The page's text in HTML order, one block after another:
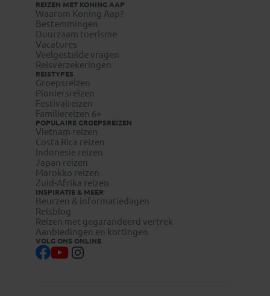
REIZEN MET KONING AAP
Waarom Koning Aap?
Bestemmingen
Duurzaam toerisme
Vacatures
Veelgestelde vragen
Reisverzekeringen
REISTYPES
Groepsreizen
Pioniersreizen
Festivalreizen
Familiereizen 6+
POPULAIRE GROEPSREIZEN
Vietnam reizen
Costa Rica reizen
Indonesie reizen
Japan reizen
Marokko reizen
Zuid-Afrika reizen
INSPIRATIE & MEER
Beurzen & informatiedagen
Reisblog
Reizen met gegarandeerd vertrek
Aanbiedingen en kortingen
VOLG ONS ONLINE